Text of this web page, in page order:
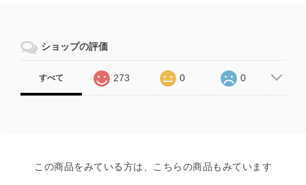
ショップの評価
すべて 273 0 0
この商品をみている方は、こちらの商品もみています